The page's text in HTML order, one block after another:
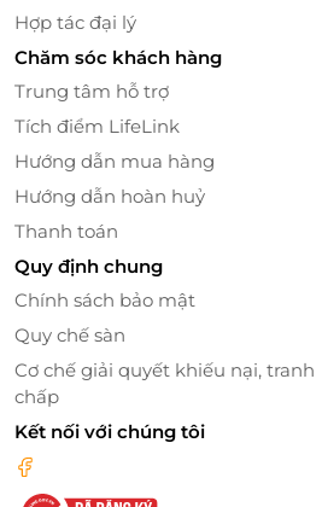
Hợp tác đại lý
Chăm sóc khách hàng
Trung tâm hỗ trợ
Tích điểm LifeLink
Hướng dẫn mua hàng
Hướng dẫn hoàn huỷ
Thanh toán
Quy định chung
Chính sách bảo mật
Quy chế sàn
Cơ chế giải quyết khiếu nại, tranh
chấp
Kết nối với chúng tôi